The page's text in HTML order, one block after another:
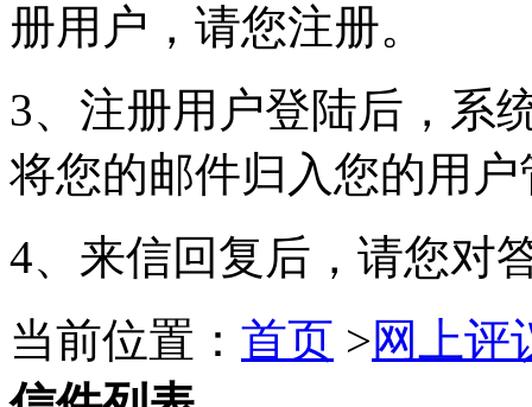
册用户，请您注册。
3、注册用户登陆后，系
将您的邮件归入您的用
4、来信回复后，请您对
当前位置： 首页 >网上评